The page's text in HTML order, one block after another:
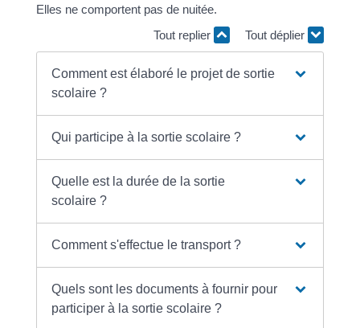
Elles ne comportent pas de nuitée.
Tout replier
Tout déplier
Comment est élaboré le projet de sortie
scolaire ?
Qui participe à la sortie scolaire ?
Quelle est la durée de la sortie
scolaire ?
Comment s'effectue le transport ?
Quels sont les documents à fournir pour
participer à la sortie scolaire ?